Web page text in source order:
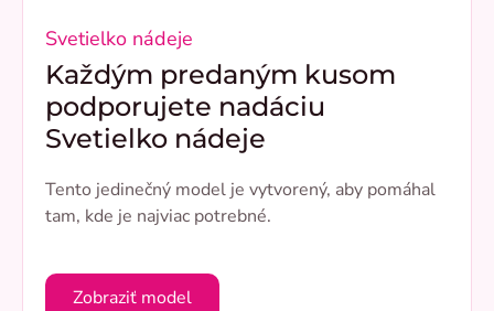
Svetielko nádeje
Každým predaným kusom
podporujete nadáciu
Svetielko nádeje
Tento jedinečný model je vytvorený, aby pomáhal
tam, kde je najviac potrebné.
Zobraziť model